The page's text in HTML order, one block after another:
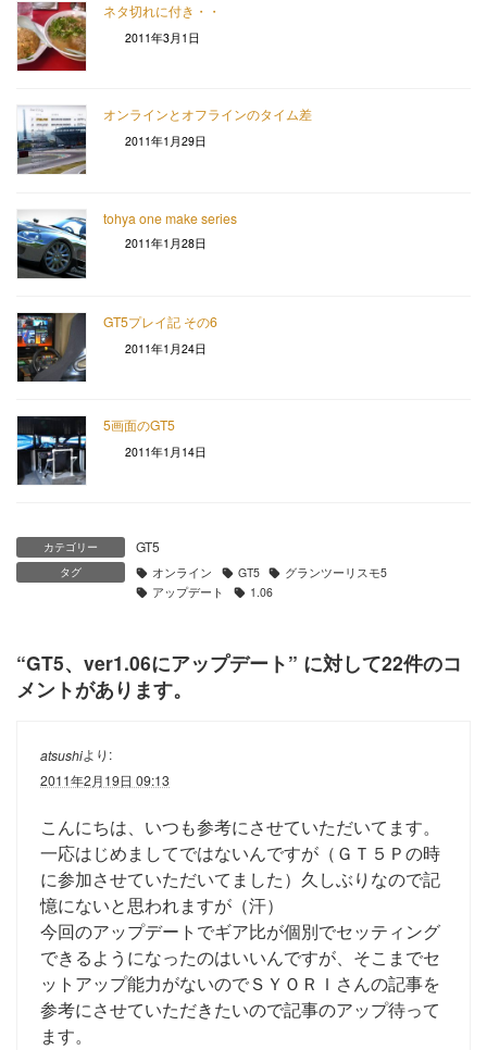
ネタ切れに付き・・
2011年3月1日
オンラインとオフラインのタイム差
2011年1月29日
tohya one make series
2011年1月28日
GT5プレイ記 その6
2011年1月24日
5画面のGT5
2011年1月14日
カテゴリー GT5
タグ オンライン GT5
グランツーリスモ5
アップデート
1.06
“GT5、ver1.06にアップデート” に対して22件のコ
メントがあります。
atsushiより:
2011年2月19日 09:13
こんにちは、いつも参考にさせていただいてます。
一応はじめましてではないんですが（ＧＴ５Ｐの時
に参加させていただいてました）久しぶりなので記
憶にないと思われますが（汗）
今回のアップデートでギア比が個別でセッティング
できるようになったのはいいんですが、そこまでセ
ットアップ能力がないのでＳＹＯＲＩさんの記事を
参考にさせていただきたいので記事のアップ待って
ます。